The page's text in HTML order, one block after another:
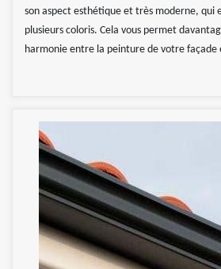
son aspect esthétique et très moderne, qui
plusieurs coloris. Cela vous permet
harmonie entre la peinture de votre